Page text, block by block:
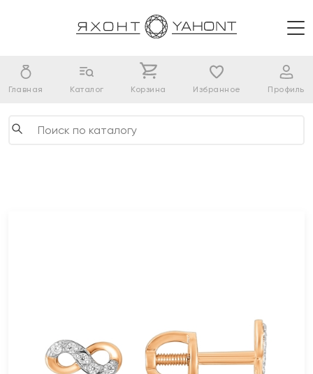
Главная Каталог Корзина Избранное Профиль